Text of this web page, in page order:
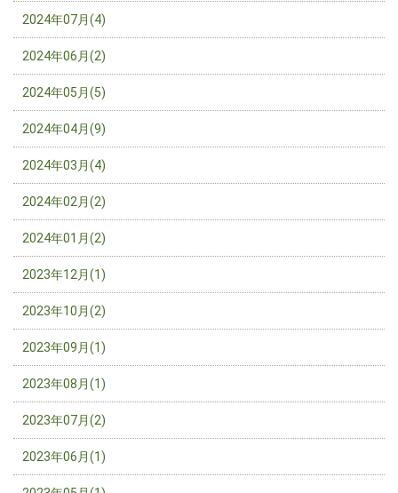
2024年07月(4)
2024年06月(2)
2024年05月(5)
2024年04月(9)
2024年03月(4)
2024年02月(2)
2024年01月(2)
2023年12月(1)
2023年10月(2)
2023年09月(1)
2023年08月(1)
2023年07月(2)
2023年06月(1)